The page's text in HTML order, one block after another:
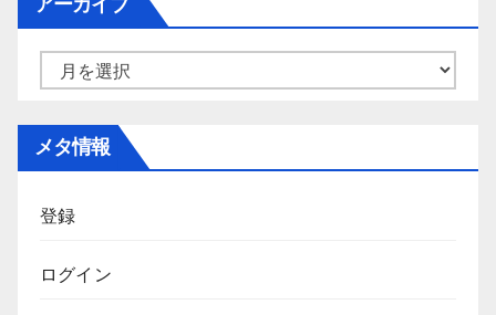
ー
メタ情報
登録
ログイン